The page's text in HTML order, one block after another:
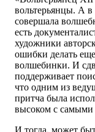
вольтерьянцы. А
совершала
есть
художники
ошибки делать
волшебинки. И
поддерживает
что одним из
притча была
высоком с